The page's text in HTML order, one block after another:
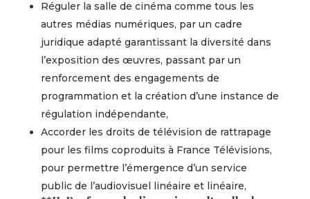
Réguler la salle de cinéma comme tous les
autres médias numériques, par un cadre
juridique adapté garantissant la diversité dans
l’exposition des œuvres, passant par un
renforcement des engagements de
programmation et la création d’une instance de
régulation indépendante,
Accorder les droits de télévision de rattrapage
pour les films coproduits à France Télévisions,
pour permettre l’émergence d’un service
public de l’audiovisuel linéaire et linéaire,